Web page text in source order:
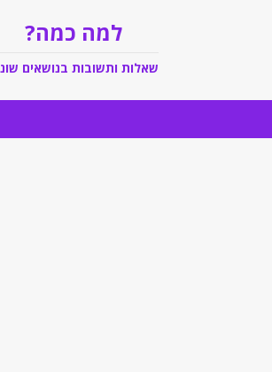
למה כמה?
שאלות ותשובות בנושאים